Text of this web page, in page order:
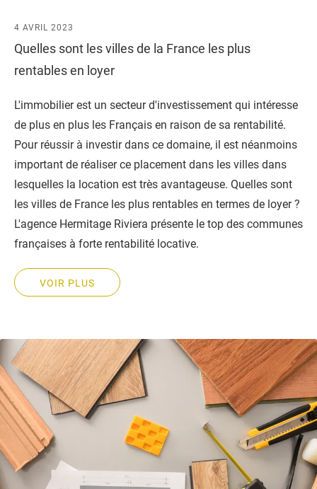
4 AVRIL 2023
Quelles sont les villes de la France les plus
rentables en loyer
L'immobilier est un secteur d'investissement qui intéresse
de plus en plus les Français en raison de sa rentabilité.
Pour réussir à investir dans ce domaine, il est néanmoins
important de réaliser ce placement dans les villes dans
lesquelles la location est très avantageuse. Quelles sont
les villes de France les plus rentables en termes de loyer ?
L'agence Hermitage Riviera présente le top des communes
françaises à forte rentabilité locative.
VOIR PLUS